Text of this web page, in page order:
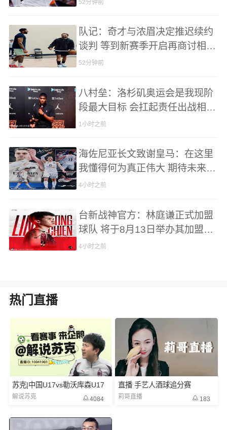
52分钟前
队记：奇才与浓眉决定推迟续约
谈判 等到新赛季开启再商讨相关
事宜
52分钟前
八村垒：洛杉矶奥运会是我现阶
段最大目标 会扛起责任出战相关
比赛
1小时之前
海佐尼亚长文致谢皇马：在这里
我懂得何为真正伟大 期待未来还
能再度相逢
4小时之前
台新战神官方：林庭谦正式加盟
球队 将于8月13日举办其加盟记
者会
4小时之前
热门直播
苏克|中国U17vs勒沃库森U17
解说苏克 4084
直播 手艺人酒球追分赛
莉哥直播 183